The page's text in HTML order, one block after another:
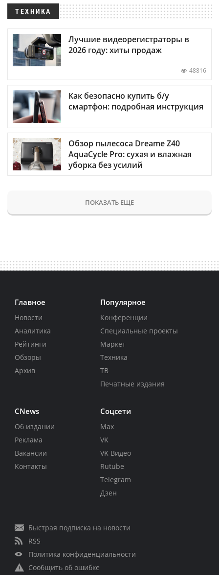
ТЕХНИКА
Лучшие видеорегистраторы в
2026 году: хиты продаж
48816
Как безопасно купить б/у
смартфон: подробная инструкция
Обзор пылесоса Dreame Z40
AquaCycle Pro: сухая и влажная
уборка без усилий
ПОКАЗАТЬ ЕЩЕ
Главное
Новости
Аналитика
Рейтинги
Обзоры
Архив
Популярное
Конференции
Специальные проекты
Маркет
Техника
ТВ
Печатные издания
CNews
Об издании
Реклама
Вакансии
Контакты
Соцсети
Max
VK
VK Видео
Rutube
Telegram
Дзен
Быстрая подписка на новости
RSS
Политика конфиденциальности
Сообщить об ошибке